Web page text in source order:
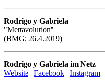
Rodrigo y Gabriela
"Mettavolution"
(BMG; 26.4.2019)
Rodrigo y Gabriela im Netz
Website | Facebook | Instagram |